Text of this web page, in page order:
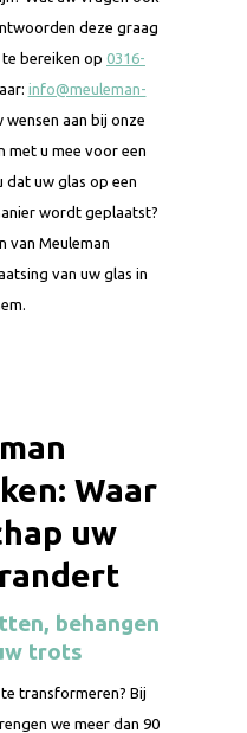
deze graag
bereiken op 0316-
info@meuleman-
wensen aan bij onze
met u mee voor een
dat uw glas op een
wordt geplaatst?
van Meuleman
van uw glas in
Waar
uw
behangen
trots
transformeren? Bij
we meer dan 90